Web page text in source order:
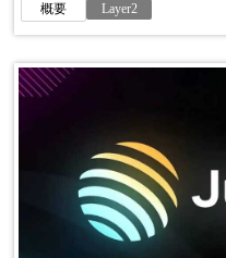
概要 Layer2